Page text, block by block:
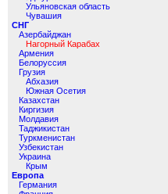
Ульяновская область
Чувашия
СНГ
Азербайджан
Нагорный Карабах
Армения
Белоруссия
Грузия
Абхазия
Южная Осетия
Казахстан
Киргизия
Молдавия
Таджикистан
Туркменистан
Узбекистан
Украина
Крым
Европа
Германия